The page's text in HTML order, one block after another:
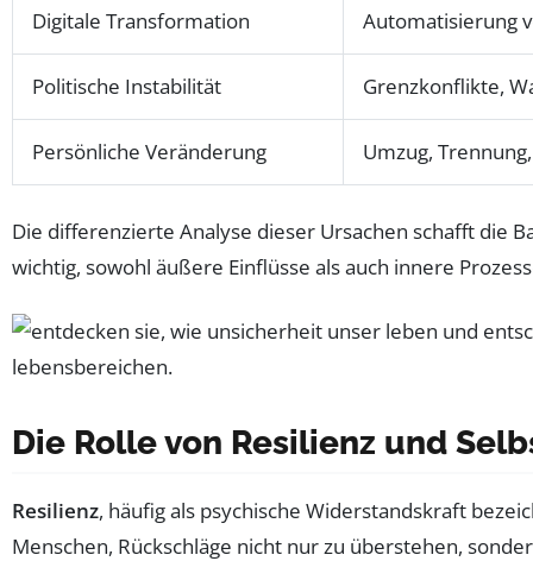
Digitale Transformation Automatisierung
Politische Instabilität Grenzkonflikte,
Persönliche Veränderung Umzug,
Die differenzierte Analyse dieser Ursachen schafft die
wichtig, sowohl äußere Einflüsse als auch innere
Die Rolle von Resilienz und
Resilienz, häufig als psychische Widerstandskraft
Menschen, Rückschläge nicht nur zu überstehen,